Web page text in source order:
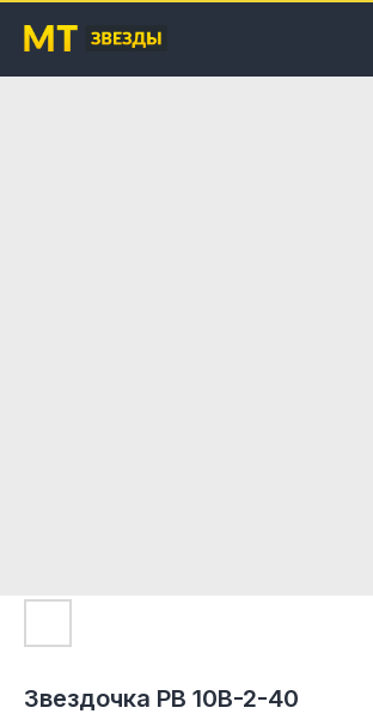
Звездочка PB 10B-2-40